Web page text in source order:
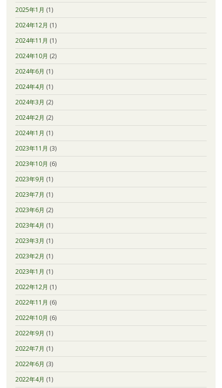
2025年1月 (1)
2024年12月 (1)
2024年11月 (1)
2024年10月 (2)
2024年6月 (1)
2024年4月 (1)
2024年3月 (2)
2024年2月 (2)
2024年1月 (1)
2023年11月 (3)
2023年10月 (6)
2023年9月 (1)
2023年7月 (1)
2023年6月 (2)
2023年4月 (1)
2023年3月 (1)
2023年2月 (1)
2023年1月 (1)
2022年12月 (1)
2022年11月 (6)
2022年10月 (6)
2022年9月 (1)
2022年7月 (1)
2022年6月 (3)
2022年4月 (1)